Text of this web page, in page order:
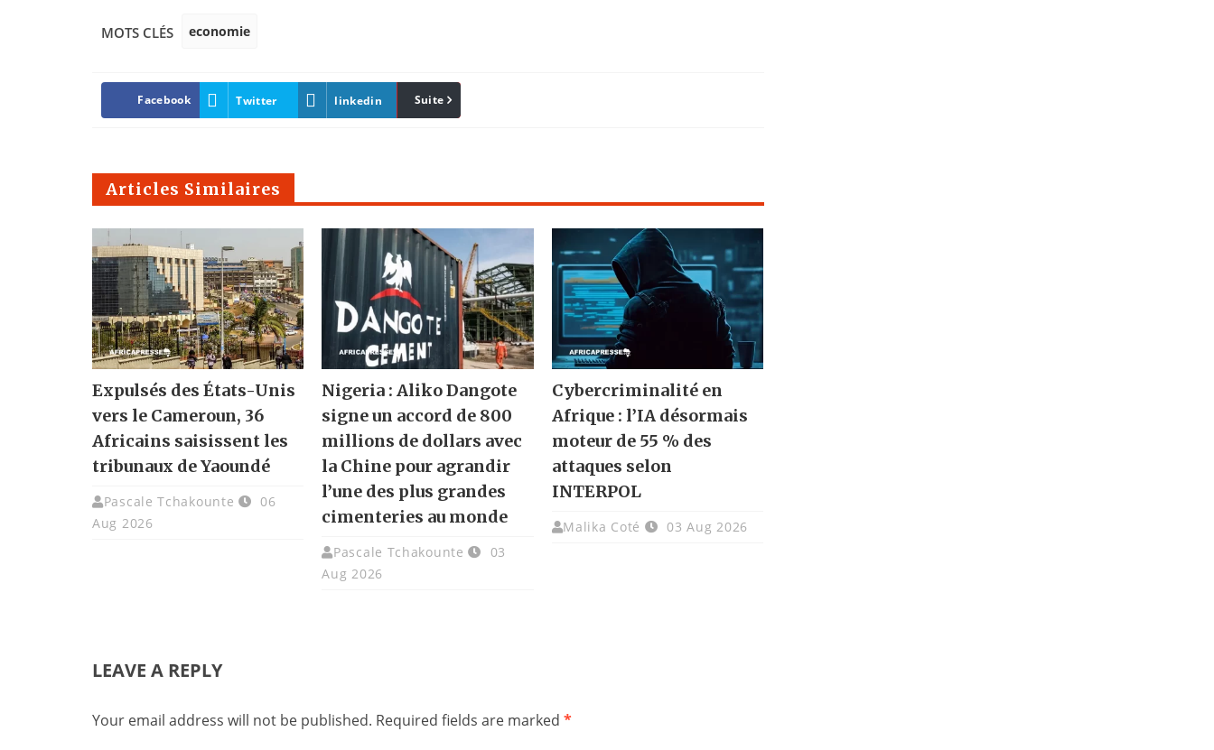
MOTS CLÉS economie
Facebook Twitter linkedin Pinterest
Suite
Articles Similaires
Expulsés des États-Unis
vers le Cameroun, 36
Africains saisissent les
tribunaux de Yaoundé
Pascale Tchakounte
06
Aug 2026
Nigeria : Aliko Dangote
signe un accord de 800
millions de dollars avec
la Chine pour agrandir
l’une des plus grandes
cimenteries au monde
Pascale Tchakounte
03
Aug 2026
Cybercriminalité en
Afrique : l’IA désormais
moteur de 55 % des
attaques selon
INTERPOL
Malika Coté 03 Aug 2026
LEAVE A REPLY
Your email address will not be published. Required fields are marked *